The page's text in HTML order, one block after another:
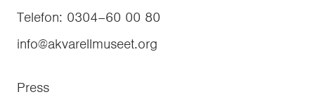
Telefon: 0304–60 00 80
info@akvarellmuseet.org
Press